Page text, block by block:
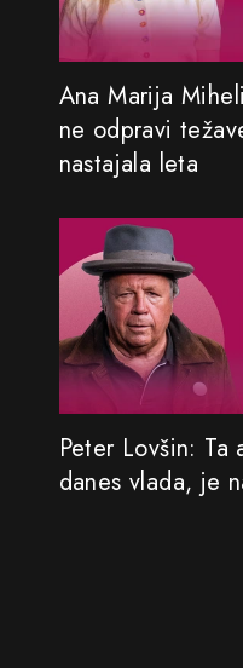
Ana Marija
ne odpravi
nastajala leta
Peter Lovšin: Ta
danes vlada, je